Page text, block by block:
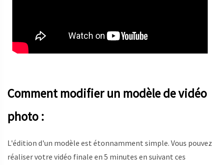
Comment modifier un modèle de vidéo
photo :
L'édition d'un modèle est étonnamment simple. Vous pouvez
réaliser votre vidéo finale en 5 minutes en suivant ces